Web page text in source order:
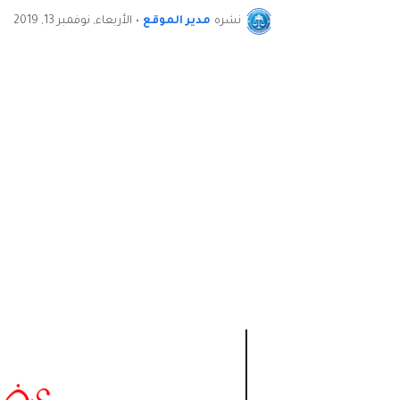
نشره مدير الموقع • الأربعاء, نوفمبر 13, 2019